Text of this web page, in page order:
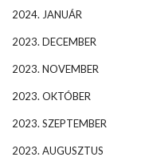
2024. JANUÁR
2023. DECEMBER
2023. NOVEMBER
2023. OKTÓBER
2023. SZEPTEMBER
2023. AUGUSZTUS